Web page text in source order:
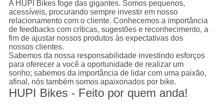
A HUPI Bikes foge das gigantes. Somos pequenos,
acessíveis, procurando sempre investir em nosso
relacionamento com o cliente. Conhecemos a importância
de feedbacks com críticas, sugestões e reconhecimento, a
fim de ajustar nossos produtos às expectativas dos
nossos clientes.
Sabemos da nossa responsabilidade investindo esforços
para oferecer a você a oportunidade de realizar um
sonho; sabemos da importância de lidar com uma paixão,
afinal, nós também somos apaixonados por bike.
HUPI Bikes - Feito por quem anda!